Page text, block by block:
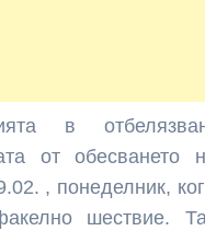
в
от
, понеделник,
шествие.